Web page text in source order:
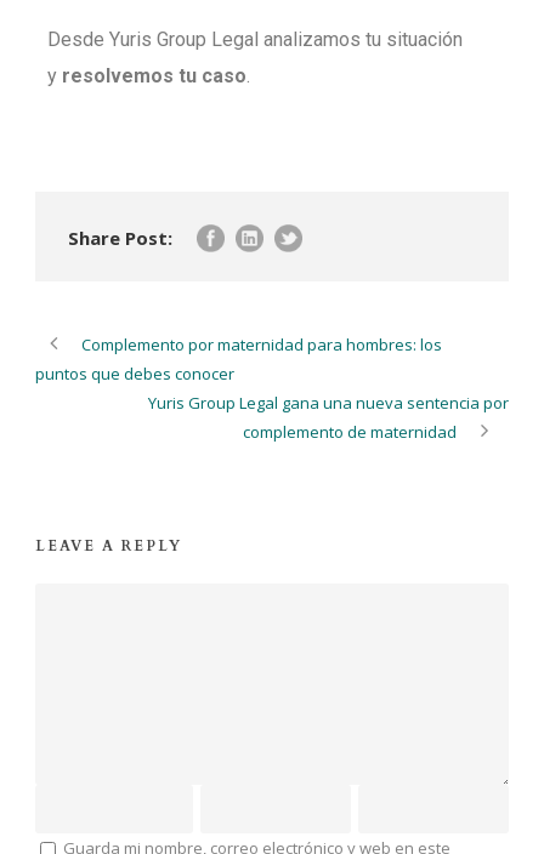
Desde Yuris Group Legal analizamos tu situación
y resolvemos tu caso
Share Post:
Complemento por maternidad para hombres: los
puntos que debes conocer
Yuris Group Legal gana una nueva sentencia por
complemento de maternidad
LEAVE A REPLY
Guarda mi nombre, correo electrónico y web en este